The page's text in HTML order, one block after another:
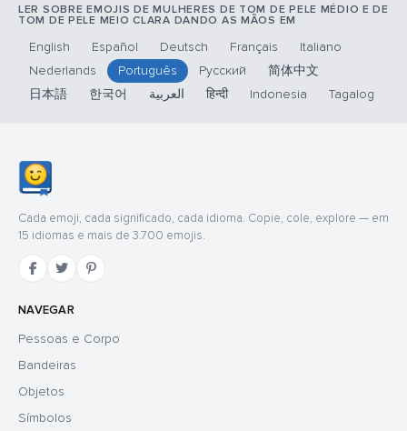
LER SOBRE EMOJIS DE MULHERES DE TOM DE PELE MÉDIO E DE
TOM DE PELE MEIO CLARA DANDO AS MÃOS EM
English Español Deutsch Français
Italiano
Nederlands
Português Русский
简体中文
日本語
한국어 العربية हिन्दी Indonesia Tagalog
Cada emoji, cada significado, cada idioma. Copie, cole, explore — em
15 idiomas e mais de 3.700 emojis.
NAVEGAR
Pessoas e Corpo
Bandeiras
Objetos
Símbolos